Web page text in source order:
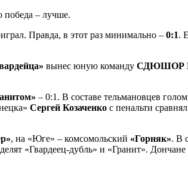
победа – лучше.
Правда, в этот раз минимально – 0:1.
вынес юную команду СДЮШОР
– 0:1. В составе тельмановцев
Сергей Козаченко с пенальти
, на «Юге» – комсомольский «Горняк». В
«Гвардеец-дубль» и «Гранит».